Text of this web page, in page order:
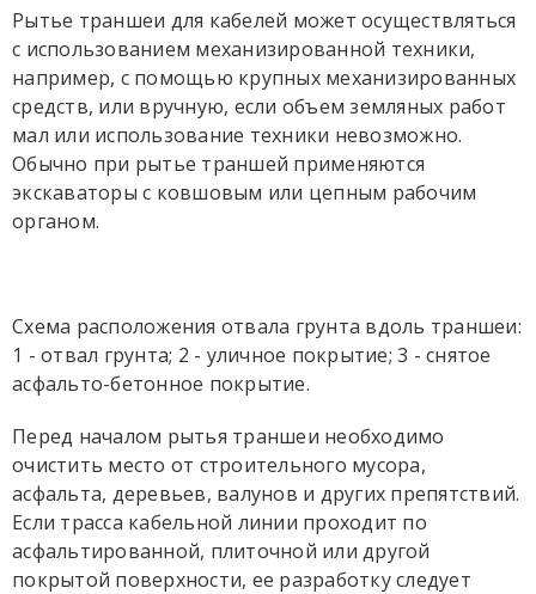
Рытье траншеи для кабелей может осуществляться
с использованием механизированной техники,
например, с помощью крупных механизированных
средств, или вручную, если объем земляных работ
мал или использование техники невозможно.
Обычно при рытье траншей применяются
экскаваторы с ковшовым или цепным рабочим
органом.
Схема расположения отвала грунта вдоль траншеи:
1 - отвал грунта; 2 - уличное покрытие; 3 - снятое
асфальто-бетонное покрытие.
Перед началом рытья траншеи необходимо
очистить место от строительного мусора,
асфальта, деревьев, валунов и других препятствий.
Если трасса кабельной линии проходит по
асфальтированной, плиточной или другой
покрытой поверхности, ее разработку следует